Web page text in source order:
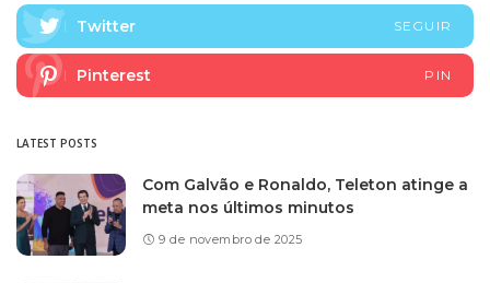
Twitter SEGUIR
Pinterest PIN
LATEST POSTS
Com Galvão e Ronaldo, Teleton atinge a
meta nos últimos minutos
9 de novembro de 2025